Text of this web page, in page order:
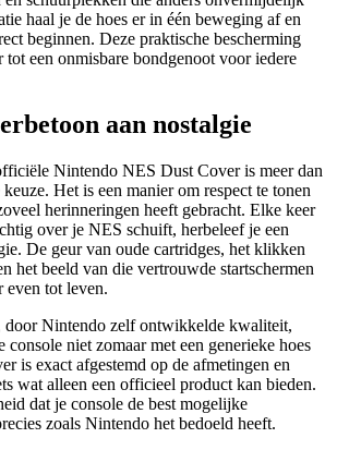
haal je de hoes er in één beweging af en
beginnen. Deze praktische bescherming
een onmisbare bondgenoot voor iedere
aan nostalgie
Nintendo NES Dust Cover is meer dan
Het is een manier om respect te tonen
herinneringen heeft gebracht. Elke keer
over je NES schuift, herbeleef je een
De geur van oude cartridges, het klikken
het beeld van die vertrouwde startschermen
even tot leven.
Nintendo zelf ontwikkelde kwaliteit,
console niet zomaar met een generieke hoes
is exact afgestemd op de afmetingen en
wat alleen een officieel product kan bieden.
dat je console de best mogelijke
zoals Nintendo het bedoeld heeft.